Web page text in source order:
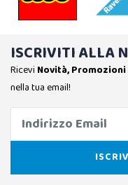
ISCRIVITI ALLA
Ricevi Novità,
nella tua email!